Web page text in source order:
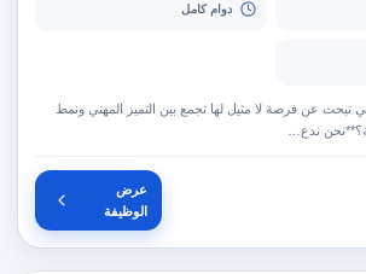
دوام كامل
تبحث عن فرصة لا مثيل لها تجمع بين التميز المهني ونمط
ندع…
عرض
الوظيفة